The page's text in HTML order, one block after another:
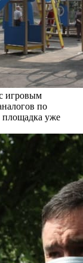
игровым
по
площадка уже